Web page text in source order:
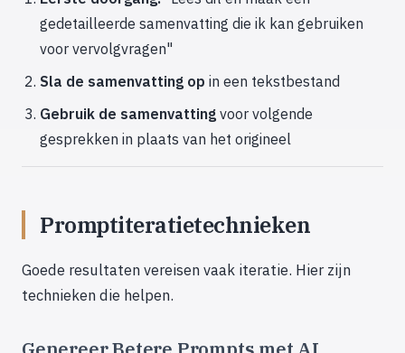
gedetailleerde samenvatting die ik kan gebruiken
voor vervolgvragen"
Sla de samenvatting op in een tekstbestand
Gebruik de samenvatting voor volgende
gesprekken in plaats van het origineel
Promptiteratietechnieken
Goede resultaten vereisen vaak iteratie. Hier zijn
technieken die helpen.